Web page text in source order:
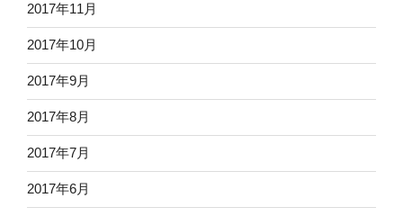
2017年11月
2017年10月
2017年9月
2017年8月
2017年7月
2017年6月